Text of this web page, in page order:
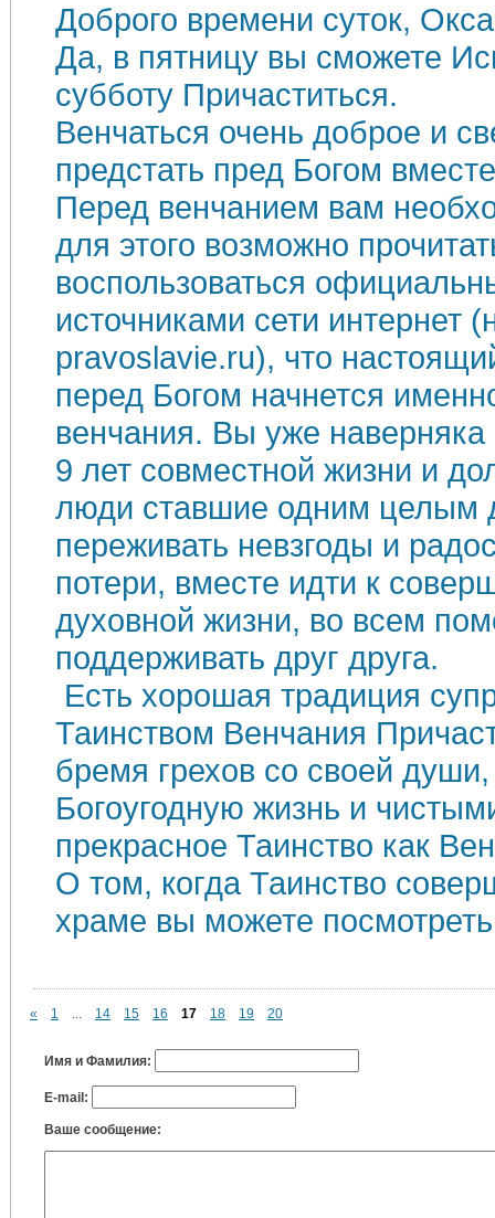
Доброго времени суток,
Да, в пятницу вы сможете
субботу Причаститься.
Венчаться очень доброе и
предстать пред Богом
Перед венчанием вам
для этого возможно
воспользоваться
источниками сети интернет
pravoslavie.ru), что
перед Богом начнется
венчания. Вы уже
9 лет совместной жизни и
люди ставшие одним целым
переживать невзгоды и
потери, вместе идти к
духовной жизни, во всем
поддерживать друг друга.
Есть хорошая традиция
Таинством Венчания
бремя грехов со своей
Богоугодную жизнь и
прекрасное Таинство как
О том, когда Таинство
храме вы можете
« 1 ... 14 15 16 17 18 19 20
Имя и Фамилия:
E-mail:
Ваше сообщение: